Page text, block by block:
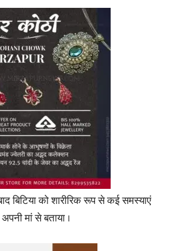
बिटिया को शारीरिक रूप से कई समस्याएं
मां से बताया ।